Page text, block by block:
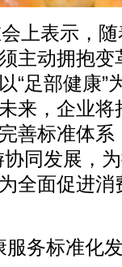
上表示，
主动拥抱
“足部健康”
来，企业
善标准体系
同发展，
全面促进
服务标准化